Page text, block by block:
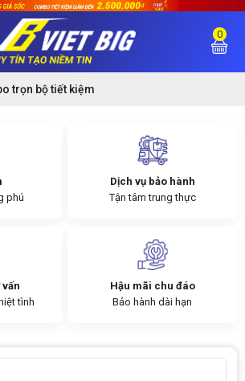
0
trọn bộ tiết kiệm
phú
Dịch vụ bảo hành
Tận tâm trung thực
tình
Hậu mãi chu đáo
Bảo hành dài hạn